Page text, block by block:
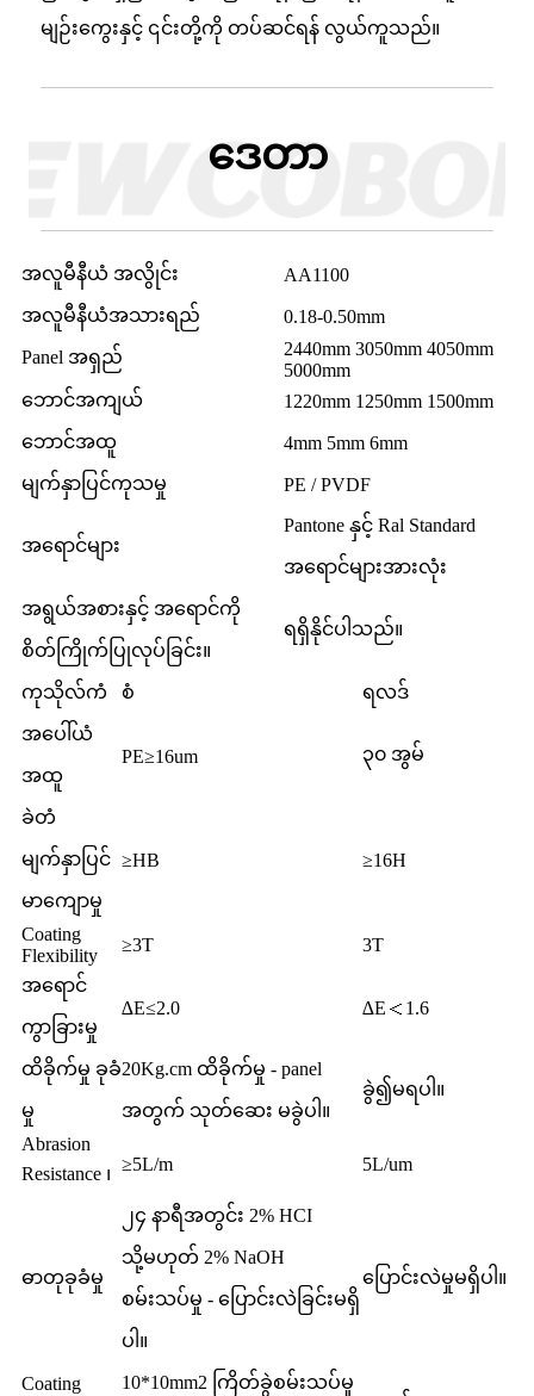
မျဉ်းကွေးနှင့် ၎င်းတို့ကို တပ်ဆင်ရန် လွယ်ကူသည်။
ဒေတာ
အလူမီနီယံ အလွိုင်း
AA1100
အလူမီနီယံအသားရည်
0.18-0.50mm
Panel အရှည်
2440mm 3050mm 4050mm
5000mm
ဘောင်အကျယ်
1220mm 1250mm 1500mm
ဘောင်အထူ
4mm 5mm 6mm
မျက်နှာပြင်ကုသမှု
PE / PVDF
အရောင်များ
Pantone နှင့် Ral Standard
အရောင်များအားလုံး
အရွယ်အစားနှင့် အရောင်ကို
စိတ်ကြိုက်ပြုလုပ်ခြင်း။
ရရှိနိုင်ပါသည်။
ကုသိုလ်ကံ စံ ရလဒ်
အပေါ်ယံ
အထူ
PE≥16um ၃၀ အွမ်
ခဲတံ
မျက်နှာပြင်
မာကျောမှု
≥HB ≥16H
Coating
Flexibility
≥3T
3T
အရောင်
ကွာခြားမှု
∆E≤2.0 ∆E＜1.6
ထိခိုက်မှု ခုခံ
မှု
20Kg.cm ထိခိုက်မှု - panel
အတွက် သုတ်ဆေး မခွဲပါ။
ခွဲ၍မရပါ။
Abrasion
Resistance ၊ ≥5L/m 5L/um
ဓာတုခုခံမှု
၂၄ နာရီအတွင်း 2% HCI
သို့မဟုတ် 2% NaOH
စမ်းသပ်မှု - ပြောင်းလဲခြင်းမရှိ
ပါ။
ပြောင်းလဲမှုမရှိပါ။
Coating
10*10mm2 ကြိတ်ခွဲစမ်းသပ်မှု